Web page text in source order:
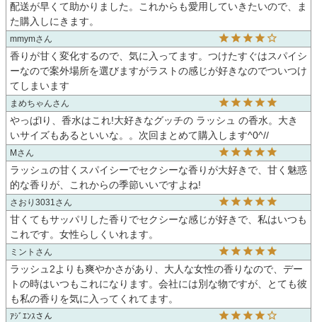
配送が早くて助かりました。これからも愛用していきたいので、ま
た購入しにきます。
mmym
香りが甘く変化するので、気に入ってます。つけたすぐはスパイシ
ーなので案外場所を選びますがラストの感じが好きなのでついつけ
てしまいます
まめちゃん
やっぱlり、香水はこれ!大好きなグッチの ラッシュ の香水。大き
いサイズもあるといいな。。次回まとめて購入します^0^//
M
ラッシュの甘くスパイシーでセクシーな香りが大好きで、甘く魅惑
的な香りが、これからの季節いいですよね!
さおり3031
甘くてもサッパリした香りでセクシーな感じが好きで、私はいつも
これです。女性らしくいれます。
ミント
ラッシュ2よりも爽やかさがあり、大人な女性の香りなので、デー
トの時はいつもこれになります。会社には別な物ですが、とても彼
も私の香りを気に入ってくれてます。
ｱｼﾞｴﾝｽ